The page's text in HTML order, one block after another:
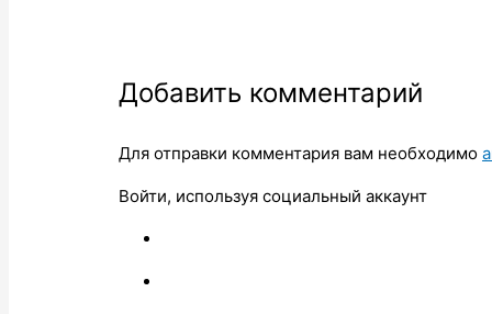
Добавить комментарий
Для отправки комментария вам необходимо
Войти, используя социальный аккаунт